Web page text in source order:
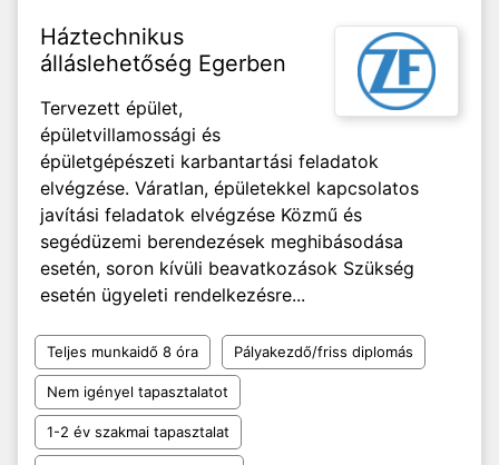
Háztechnikus
álláslehetőség Egerben
Tervezett épület,
épületvillamossági és
épületgépészeti karbantartási feladatok
elvégzése. Váratlan, épületekkel kapcsolatos
javítási feladatok elvégzése Közmű és
segédüzemi berendezések meghibásodása
esetén, soron kívüli beavatkozások Szükség
esetén ügyeleti rendelkezésre...
Teljes munkaidő 8 óra Pályakezdő/friss diplomás
Nem igényel tapasztalatot
1-2 év szakmai tapasztalat